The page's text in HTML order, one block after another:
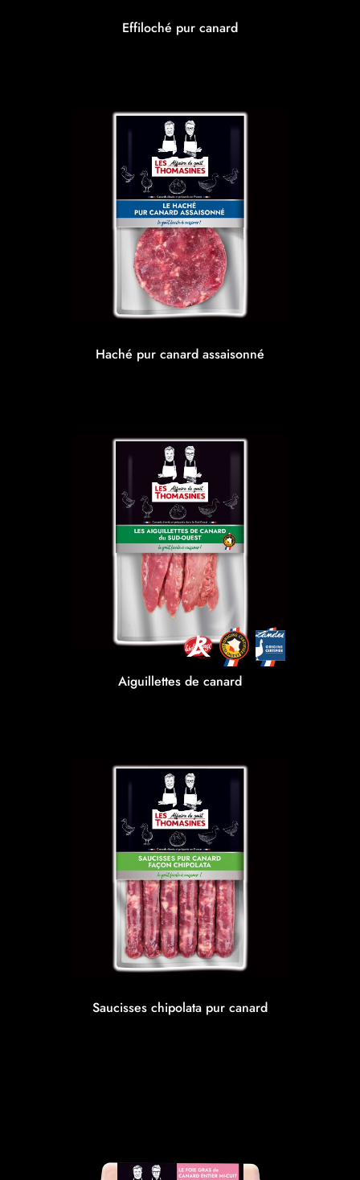
Effiloché pur canard
Haché pur canard assaisonné
Aiguillettes de canard
Saucisses chipolata pur canard